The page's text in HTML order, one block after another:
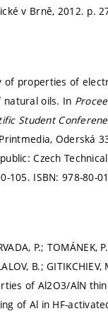
v Brně, 2012. p.
of properties of
natural oils. In
Student
Printmedia, Oderská
Czech
105. ISBN: 978-80-
P.; TOMÁNEK,
B.; GITIKCHIEV,
of Al2O3/AlN
of Al in HF-